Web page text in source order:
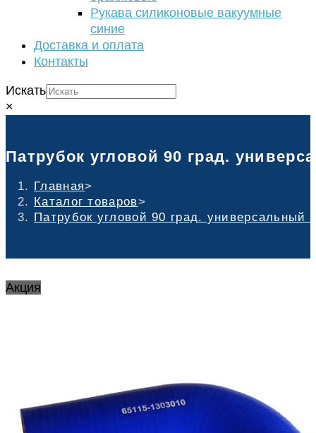
Рукава силиконовые вакуумные
синие
Доставка и оплата
Контакты
Искать
×
Патрубок угловой 90 град.
Главная>
Каталог товаров>
Патрубок угловой 90 град. универсальный
Акция